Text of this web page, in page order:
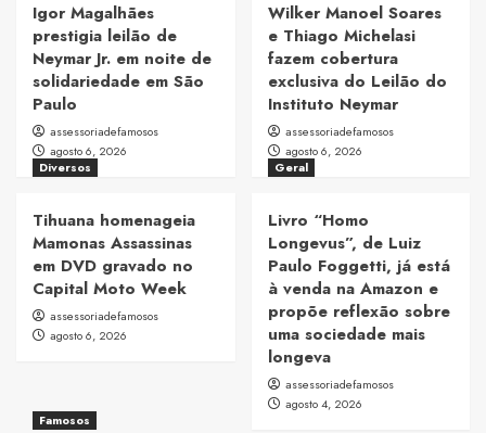
Igor Magalhães
prestigia leilão de
Neymar Jr. em noite de
solidariedade em São
Paulo
assessoriadefamosos
agosto 6, 2026
Wilker Manoel Soares
e Thiago Michelasi
fazem cobertura
exclusiva do Leilão do
Instituto Neymar
assessoriadefamosos
agosto 6, 2026
Diversos
Tihuana homenageia
Mamonas Assassinas
em DVD gravado no
Capital Moto Week
assessoriadefamosos
agosto 6, 2026
Geral
Livro “Homo
Longevus”, de Luiz
Paulo Foggetti, já está
à venda na Amazon e
propõe reflexão sobre
uma sociedade mais
longeva
assessoriadefamosos
agosto 4, 2026
Famosos